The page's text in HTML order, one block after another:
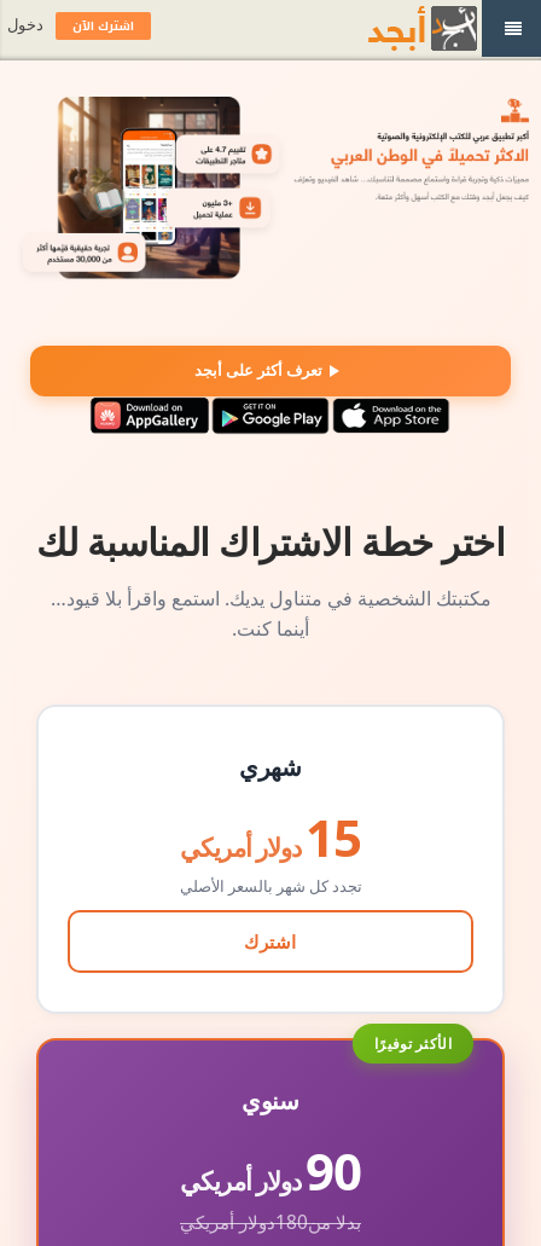
تعرف أكثر على أبجد
اختر خطة الاشتراك المناسبة لك
مكتبتك الشخصية في متناول يديك. استمع واقرأ بلا قيود…
أينما كنت.
شهري
15 دولار أمريكي
تجدد كل شهر بالسعر الأصلي
اشترك
الأكثر توفيرًا
سنوي
90دولار أمريكي
بدلا من180دولار أمريكي
اشترك الآن دخول